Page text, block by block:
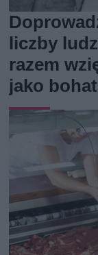
liczby
razem
jako